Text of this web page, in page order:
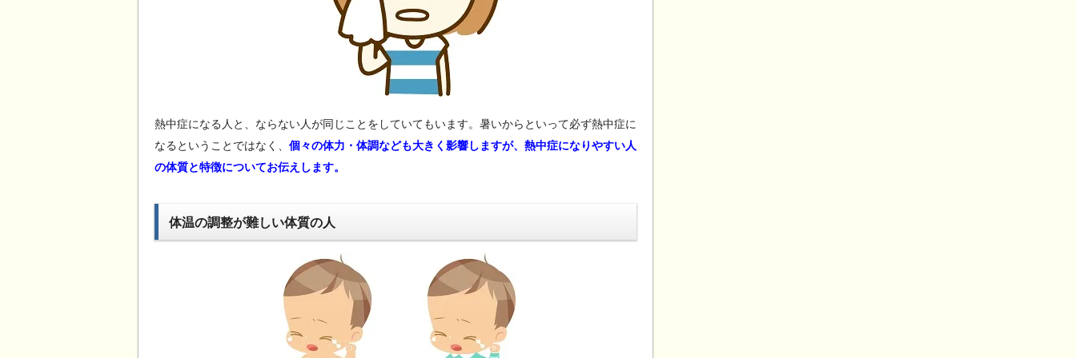
熱中症になる人と、ならない人が同じことをしていてもいます。暑いからといって必ず熱中症に
なるということではなく、 個々の体力・体調なども大きく影響しますが、熱中症になりやすい人
の体質と特徴についてお伝えします。
体温の調整が難しい体質の人